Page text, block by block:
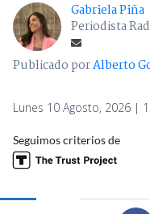
Gabriela Piña
Periodista
Publicado porAlberto
Lunes 10 Agosto, 2026 |
Seguimos criterios de